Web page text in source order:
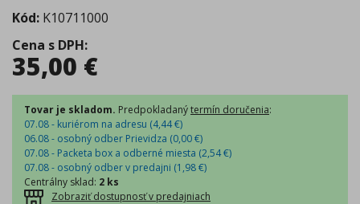
Kód: K10711000
Cena s DPH:
35,00 €
Tovar je skladom. Predpokladanýtermín doručenia:
07.08 - kuriérom na adresu (4,44€)
06.08 - osobný odber Prievidza (0,00€)
07.08 - Packeta box a odberné miesta (2,54€)
07.08 - osobný odber v predajni (1,98€)
Centrálny sklad: 2 ks
Zobraziť dostupnosť v predajniach